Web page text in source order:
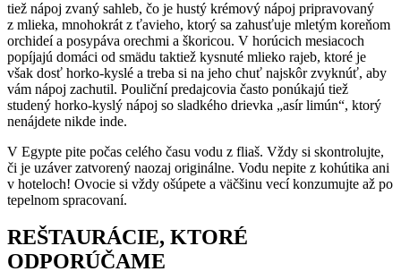
tiež nápoj zvaný sahleb, čo je hustý krémový nápoj pripravovaný
z mlieka, mnohokrát z ťavieho, ktorý sa zahusťuje mletým koreňom
orchideí a posypáva orechmi a škoricou. V horúcich mesiacoch
popíjajú domáci od smädu taktiež kysnuté mlieko rajeb, ktoré je
však dosť horko-kyslé a treba si na jeho chuť najskôr zvyknúť, aby
vám nápoj zachutil. Pouliční predajcovia často ponúkajú tiež
studený horko-kyslý nápoj so sladkého drievka „asír limún“, ktorý
nenájdete nikde inde.
V Egypte pite počas celého času vodu z fliaš. Vždy si skontrolujte,
či je uzáver zatvorený naozaj originálne. Vodu nepite z kohútika ani
v hoteloch! Ovocie si vždy ošúpete a väčšinu vecí konzumujte až po
tepelnom spracovaní.
REŠTAURÁCIE, KTORÉ
ODPORÚČAME